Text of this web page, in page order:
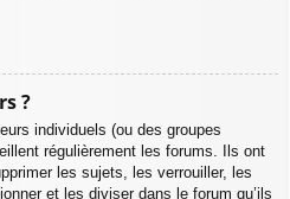
?
individuels (ou des groupes
régulièrement les forums. Ils ont
les sujets, les verrouiller, les
et les diviser dans le forum qu’ils